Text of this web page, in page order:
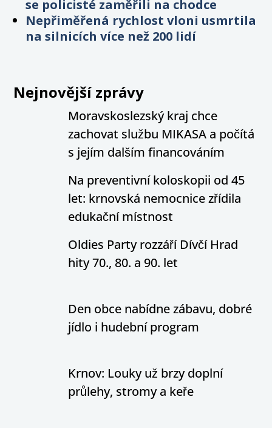
se policisté zaměřili na chodce
Nepřiměřená rychlost vloni usmrtila
na silnicích více než 200 lidí
Nejnovější zprávy
Moravskoslezský kraj chce
zachovat službu MIKASA a počítá
s jejím dalším financováním
Na preventivní koloskopii od 45
let: krnovská nemocnice zřídila
edukační místnost
Oldies Party rozzáří Dívčí Hrad
hity 70., 80. a 90. let
Den obce nabídne zábavu, dobré
jídlo i hudební program
Krnov: Louky už brzy doplní
průlehy, stromy a keře